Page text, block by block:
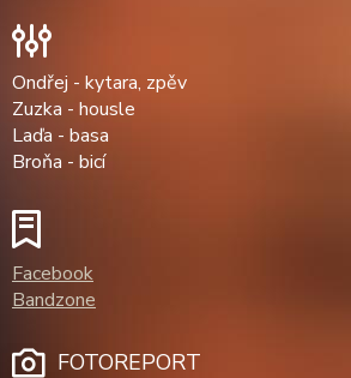
Ondřej - kytara, zpěv
Zuzka - housle
Laďa - basa
Broňa - bicí
Facebook
Bandzone
FOTOREPORT